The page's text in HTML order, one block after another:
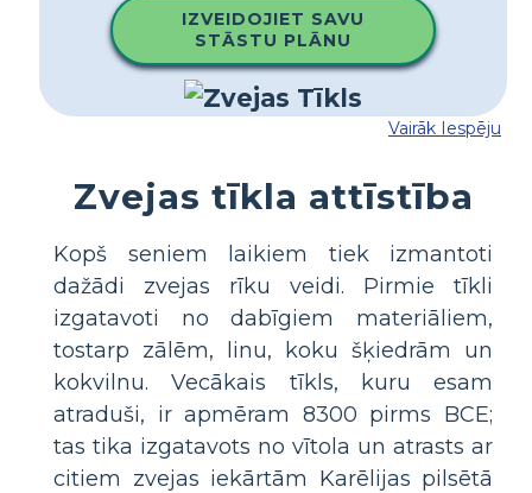
IZVEIDOJIET SAVU
STĀSTU PLĀNU
Vairāk Iespēju
Zvejas tīkla attīstība
Kopš seniem laikiem tiek izmantoti
dažādi zvejas rīku veidi. Pirmie tīkli
izgatavoti no dabīgiem materiāliem,
tostarp zālēm, linu, koku šķiedrām un
kokvilnu. Vecākais tīkls, kuru esam
atraduši, ir apmēram 8300 pirms BCE;
tas tika izgatavots no vītola un atrasts ar
citiem zvejas iekārtām Karēlijas pilsētā